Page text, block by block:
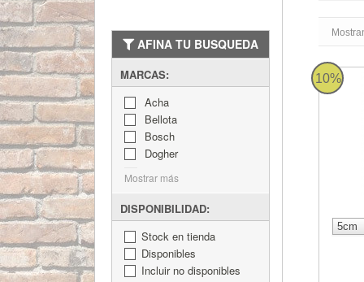
AFINA TU BUSQUEDA
MARCAS:
Acha
Bellota
Bosch
Dogher
Mostrar más
DISPONIBILIDAD:
Stock en tienda
Disponibles
Incluir no disponibles
10%
Escoplo